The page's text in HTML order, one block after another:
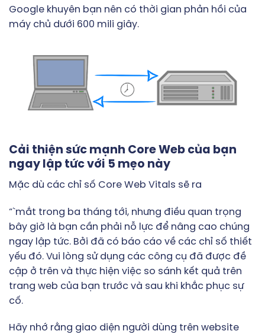
Google khuyên bạn nên có thời gian phản hồi của
máy chủ dưới 600 mili giây.
Cải thiện sức mạnh Core Web của bạn
ngay lập tức với 5 mẹo này
Mặc dù các chỉ số Core Web Vitals sẽ ra
“`mắt trong ba tháng tới, nhưng điều quan trọng
bây giờ là bạn cần phải nỗ lực để nâng cao chúng
ngay lập tức. Bởi đã có báo cáo về các chỉ số thiết
yếu đó. Vui lòng sử dụng các công cụ đã được đề
cập ở trên và thực hiện việc so sánh kết quả trên
trang web của bạn trước và sau khi khắc phục sự
cố.
Hãy nhớ rằng giao diện người dùng trên website